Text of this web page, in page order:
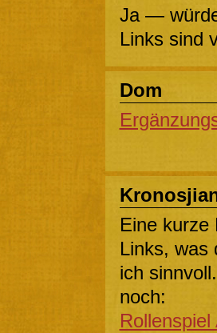
Ja —
Links sind
Dom
Eine kurze
Links, was
ich
noch: